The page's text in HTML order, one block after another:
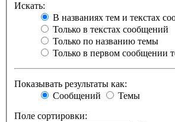
Искать:
В названиях тем и текстах
Только в текстах сообщений
Только по названию темы
Только в первом сообщении
Показывать результаты как:
Сообщений
Темы
Поле сортировки: